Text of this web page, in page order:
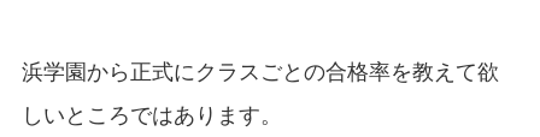
浜学園から正式にクラスごとの合格率を教えて欲
しいところではあります。